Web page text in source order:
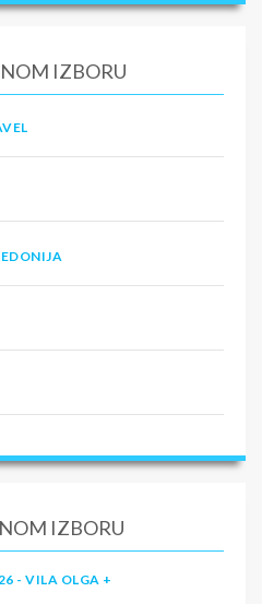
IZBORU
IZBORU
- VILA OLGA +